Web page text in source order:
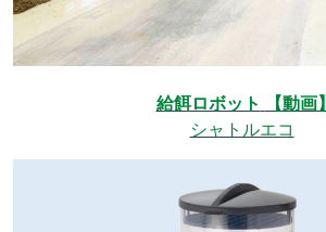
給餌ロボット
【動画】
シャトルエコ